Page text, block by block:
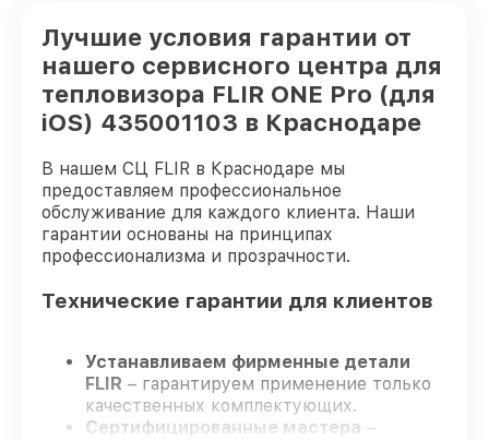
Лучшие условия гарантии от
нашего сервисного центра для
тепловизора FLIR ONE Pro (для
iOS) 435001103 в Краснодаре
В нашем СЦ FLIR в Краснодаре мы
предоставляем профессиональное
обслуживание для каждого клиента. Наши
гарантии основаны на принципах
профессионализма и прозрачности.
Технические гарантии для клиентов
Устанавливаем фирменные детали
FLIR – гарантируем применение только
качественных комплектующих.
Сертифицированные мастера –